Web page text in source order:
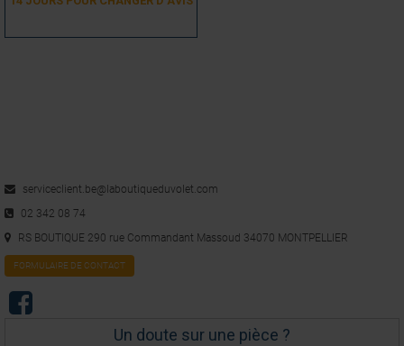
serviceclient.be@laboutiqueduvolet.com
02 342 08 74
RS BOUTIQUE 290 rue Commandant Massoud 34070 MONTPELLIER
FORMULAIRE DE CONTACT
Un doute sur une pièce ?